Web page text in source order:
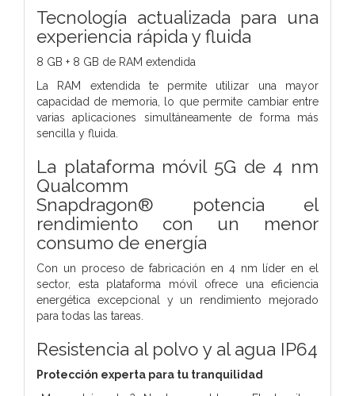
Tecnología actualizada para una
experiencia rápida y fluida
8 GB + 8 GB de RAM extendida
La RAM extendida te permite utilizar una mayor
capacidad de memoria, lo que permite cambiar entre
varias aplicaciones simultáneamente de forma más
sencilla y fluida.
La plataforma móvil 5G de 4 nm
Qualcomm
Snapdragon® potencia el
rendimiento con un menor
consumo de energía
Con un proceso de fabricación en 4 nm líder en el
sector, esta plataforma móvil ofrece una eficiencia
energética excepcional y un rendimiento mejorado
para todas las tareas.
Resistencia al polvo y al agua IP64
Protección experta para tu tranquilidad